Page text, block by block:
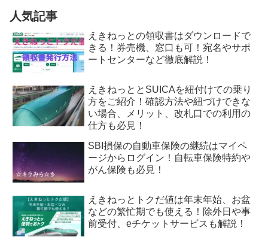
人気記事
えきねっとの領収書はダウンロードで
きる！券売機、窓口も可！宛名やサポ
ートセンターなど徹底解説！
えきねっととSUICAを紐付けての乗り
方をご紹介！確認方法や紐づけできな
い場合、メリット、改札口での利用の
仕方も必見！
SBI損保の自動車保険の継続はマイペ
ージからログイン！自転車保険特約や
がん保険も必見！
えきねっとトクだ値は年末年始、お盆
などの繁忙期でも使える！除外日や事
前受付、eチケットサービスも解説！